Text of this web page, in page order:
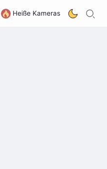
Heiße Kameras